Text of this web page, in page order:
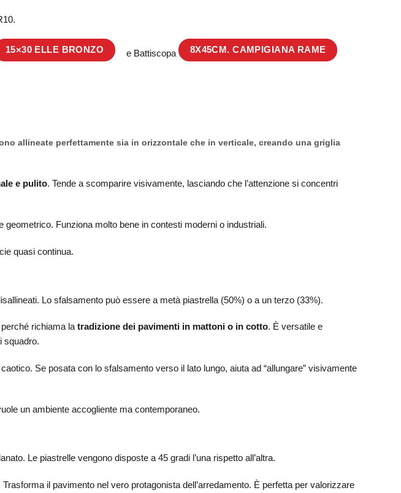
15×30 ELLE BRONZO e Battiscopa 8X45CM. CAMPIGIANA RAME
allineate perfettamente sia in orizzontale che in verticale, creando una griglia
e pulito. Tende a scomparire visivamente, lasciando che l’attenzione si concentri
Funziona molto bene in contesti moderni o industriali.
quasi continua.
Lo sfalsamento può essere a metà piastrella (50%) o a un terzo (33%).
richiama la tradizione dei pavimenti in mattoni o in cotto. È versatile e
squadro.
Se posata con lo sfalsamento verso il lato lungo, aiuta ad “allungare” visivamente
un ambiente accogliente ma contemporaneo.
Le piastrelle vengono disposte a 45 gradi l’una rispetto all’altra.
Trasforma il pavimento nel vero protagonista dell’arredamento. È perfetta per valorizzare